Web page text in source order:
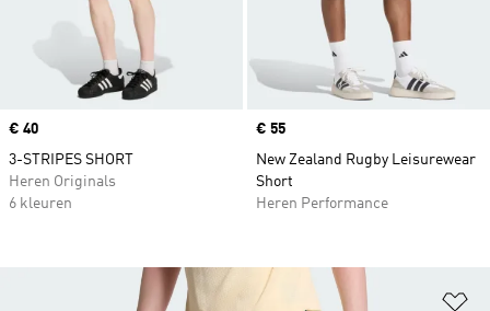
Price
€ 40
3-STRIPES SHORT
Heren Originals
6 kleuren
Price
€ 55
New Zealand Rugby Leisurewear
Short
Heren Performance